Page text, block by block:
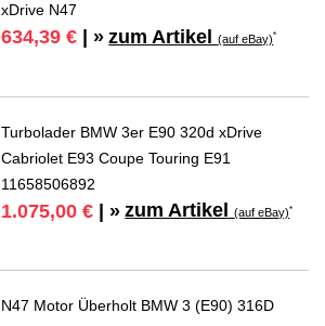
xDrive N47
634,39 € | » zum Artikel(auf eBay)*
Turbolader BMW 3er E90 320d xDrive
Cabriolet E93 Coupe Touring E91
11658506892
1.075,00 € | » zum Artikel(auf eBay)*
N47 Motor Überholt BMW 3 (E90) 316D